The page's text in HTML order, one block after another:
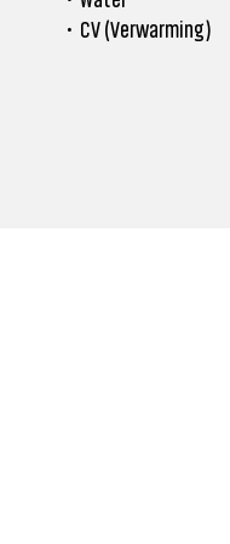
• CV (Verwarming)